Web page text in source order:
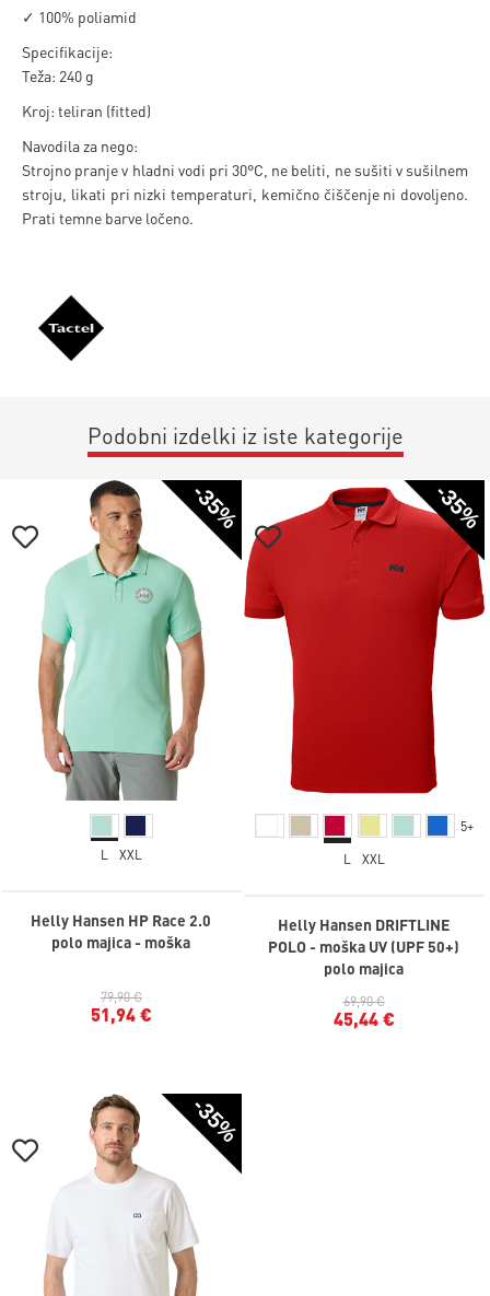
✓ 100% poliamid
Specifikacije:
Teža: 240 g
Kroj: teliran (fitted)
Navodila za nego:
Strojno pranje v hladni vodi pri 30°C, ne beliti, ne sušiti v sušilnem
stroju, likati pri nizki temperaturi, kemično čiščenje ni dovoljeno.
Prati temne barve ločeno.
Podobni izdelki iz iste kategorije
-35%
L XXL
Helly Hansen HP Race 2.0
polo majica - moška
79,90 €
51,94 €
-35%
5+
L XXL
Helly Hansen DRIFTLINE
POLO - moška UV (UPF 50+)
polo majica
69,90 €
45,44 €
-35%